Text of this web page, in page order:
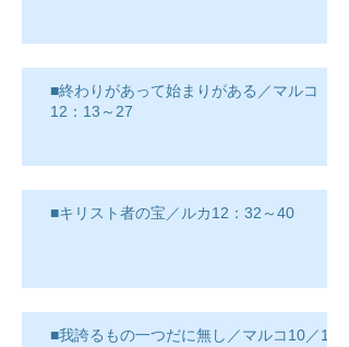
■終わりがあって始まりがある／マルコ
12：13～27
■キリスト者の宝／ルカ12：32～40
■我誇るもの一つだに無し／マルコ10／17